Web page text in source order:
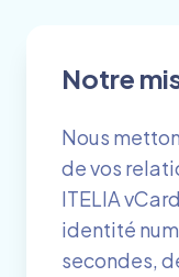
Notre
Nous
de vos
ITELIA
identité
secondes,